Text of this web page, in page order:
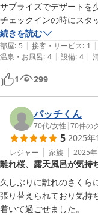
サプライズでデザートを
チェックインの時にスタ
いと思いました。
施設はいいのに、食事の
続きを読む
部屋: 5 | 接客・サービス: 1 |
温泉・お風呂: 4 | 設備: 4 |
1 299
パッチくん
70代/女性 |70件の
5 2025年
レジャー 家族 2025
離れ桜、露天風呂が気持
久しぶりに離れのさくら
張り替えられており気持
着いて過ごせました。